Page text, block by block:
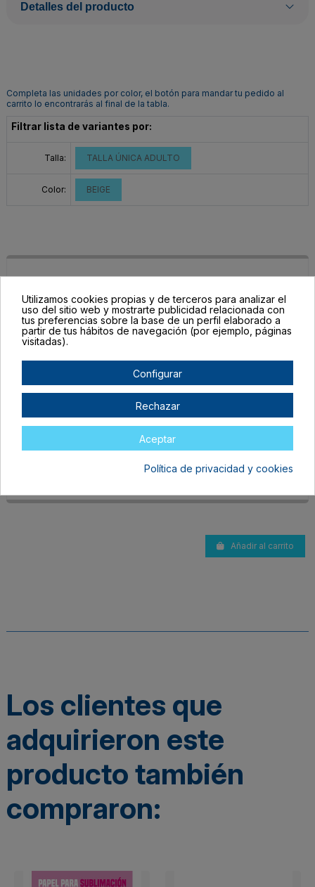
Detalles del producto
Completa las unidades por color, el botón para mandar tu pedido al
carrito lo encontrarás al final de la tabla.
Filtrar lista de variantes por:
Talla: TALLA ÚNICA ADULTO
Color: BEIGE
NE7569S106
TALLA ÚNICA ADULTO
BEIGE
Añadir al carrito
Los clientes que
adquirieron este
producto también
compraron:
Utilizamos cookies propias y de terceros para analizar el
uso del sitio web y mostrarte publicidad relacionada con
tus preferencias sobre la base de un perfil elaborado a
partir de tus hábitos de navegación (por ejemplo, páginas
visitadas).
Configurar
Rechazar
Aceptar
Política de privacidad y cookies